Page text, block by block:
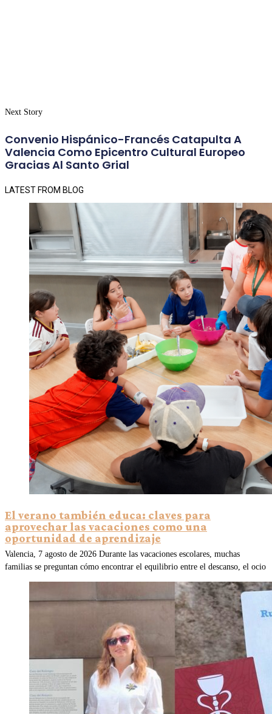
Next Story
Convenio Hispánico-Francés Catapulta A
Valencia Como Epicentro Cultural Europeo
Gracias Al Santo Grial
LATEST FROM BLOG
El verano también educa: claves para
aprovechar las vacaciones como una
oportunidad de aprendizaje
Valencia, 7 agosto de 2026 Durante las vacaciones escolares, muchas
familias se preguntan cómo encontrar el equilibrio entre el descanso, el ocio